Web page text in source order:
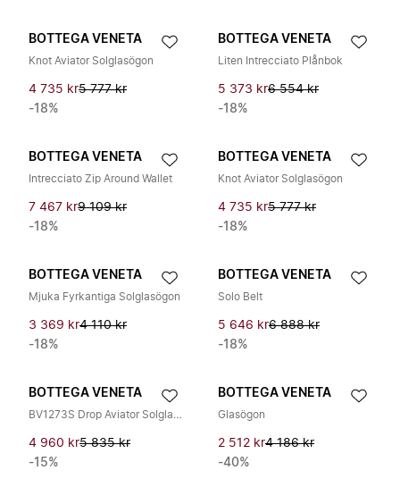
BOTTEGA VENETA
Knot Aviator Solglasögon
4 735 kr5 777 kr
-18%
BOTTEGA VENETA
Liten Intrecciato Plånbok
5 373 kr6 554 kr
-18%
BOTTEGA VENETA
Intrecciato Zip Around Wallet
7 467 kr9 109 kr
-18%
BOTTEGA VENETA
Knot Aviator Solglasögon
4 735 kr5 777 kr
-18%
BOTTEGA VENETA
Mjuka Fyrkantiga Solglasögon
3 369 kr4 110 kr
-18%
BOTTEGA VENETA
Solo Belt
5 646 kr6 888 kr
-18%
BOTTEGA VENETA
BV1273S Drop Aviator Solglasögon
4 960 kr5 835 kr
-15%
BOTTEGA VENETA
Glasögon
2 512 kr4 186 kr
-40%